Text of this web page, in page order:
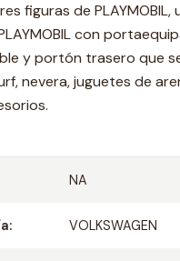
figuras de PLAYMOBIL,
con
y portón trasero que
nevera, juguetes de
NA
VOLKSWAGEN